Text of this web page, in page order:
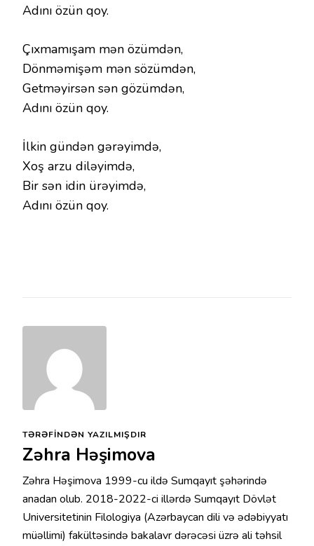
Adını özün qoy.
Çıxmamışam mən özümdən,
Dönməmişəm mən sözümdən,
Getməyirsən sən gözümdən,
Adını özün qoy.
İlkin gündən gərəyimdə,
Xoş arzu diləyimdə,
Bir sən idin ürəyimdə,
Adını özün qoy.
TƏRƏFINDƏN YAZILMIŞDIR
Zəhra Həşimova
Zəhra Həşimova 1999-cu ildə Sumqayıt şəhərində
anadan olub. 2018-2022-ci illərdə Sumqayıt Dövlət
Universitetinin Filologiya (Azərbaycan dili və ədəbiyyatı
müəllimi) fakültəsində bakalavr dərəcəsi üzrə ali təhsil